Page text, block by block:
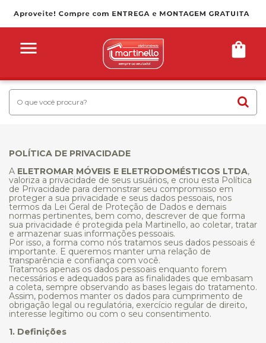
POLÍTICA DE PRIVACIDADE
A ELETROMAR MÓVEIS E ELETRODOMÉSTICOS LTDA,
valoriza a privacidade de seus usuários, e criou esta Política
de Privacidade para demonstrar seu compromisso em
proteger a sua privacidade e seus dados pessoais, nos
termos da Lei Geral de Proteção de Dados e demais
normas pertinentes, bem como, descrever de que forma
sua privacidade é protegida pela Martinello, ao coletar, tratar
e armazenar suas informações pessoais.
Por isso, a forma como nós tratamos seus dados pessoais é
importante. E queremos manter uma relação de
transparência e con­fiança com você.
Tratamos apenas os dados pessoais enquanto forem
necessários e adequados para as finalidades que embasam
a coleta, sempre observando as bases legais do tratamento.
Assim, podemos manter os dados para cumprimento de
obrigação legal ou regulatória, exercício regular de direito,
interesse legítimo ou com o seu consentimento.
1. Definições